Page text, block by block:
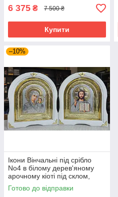
6 375 ₴ 7 500 ₴
Купити
–10%
Ікони Вінчальні під срібло
No4 в білому дерев'яному
арочному кіоті під склом,
розмір кіота 28*25, сюжет
15*18
Готово до відправки